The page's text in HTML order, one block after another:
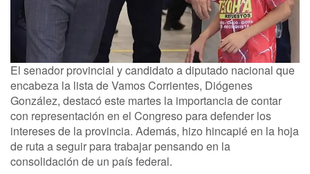
El senador provincial y candidato a diputado nacional que
encabeza la lista de Vamos Corrientes, Diógenes
González, destacó este martes la importancia de contar
con representación en el Congreso para defender los
intereses de la provincia. Además, hizo hincapié en la hoja
de ruta a seguir para trabajar pensando en la
consolidación de un país federal.